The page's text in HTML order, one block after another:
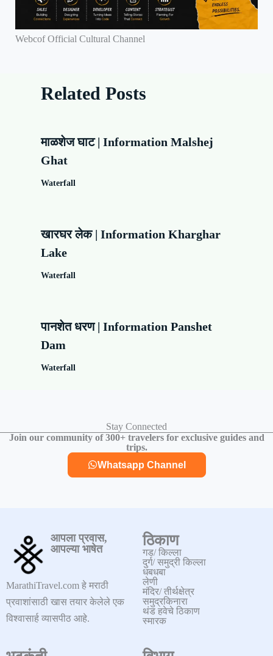
Webcof Official Cultural Channel
Related Posts
माळशेज घाट | Information Malshej
Ghat
Waterfall
खारघर लेक | Information Kharghar
Lake
Waterfall
पानशेत धरण | Information Panshet
Dam
Waterfall
Stay Connected
Join our community of 300+ travelers for exclusive guides and
trips.
Whatsapp Channel
आपला प्रवास,
आपल्या भाषेत
MarathiTravel.com हे मराठी
प्रवाशांसाठी खास तयार केलेले एक
विश्वासार्ह व्यासपीठ आहे.
ठिकाण
गड/ किल्ला
दुर्ग/ समुद्री किल्ला
धबधबा
लेणी
मंदिर/ तीर्थक्षेत्र
समुद्रकिनारा
थंड हवेचे ठिकाण
स्मारक